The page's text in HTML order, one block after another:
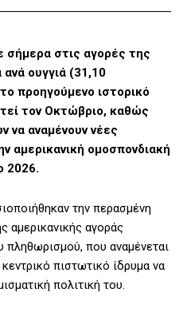
σήμερα στις αγορές της
ουγγιά (31,10
προηγούμενο ιστορικό
τον Οκτώβριο, καθώς
να αναμένουν νέες
αμερικανική ομοσπονδιακή
2026.
την περασμένη
αμερικανικής αγοράς
πληθωρισμού, που αναμένεται
πιστωτικό ίδρυμα να
πολιτική του.